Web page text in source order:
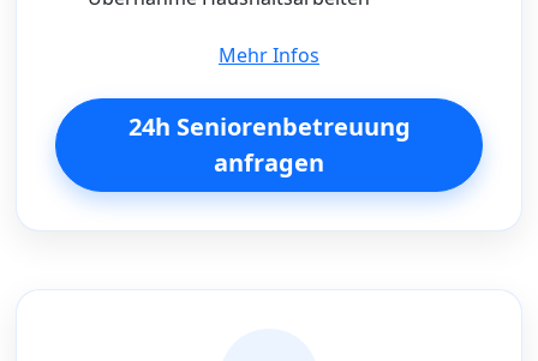
Mehr Infos
24h Seniorenbetreuung
anfragen